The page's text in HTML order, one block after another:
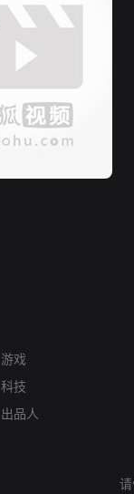
游戏
科技
出品人